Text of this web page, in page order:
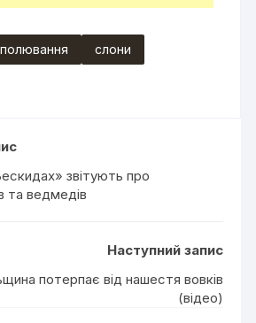
полювання слони
звітують про
та ведмедів
Наступний запис
потерпає від нашестя вовків
(відео)